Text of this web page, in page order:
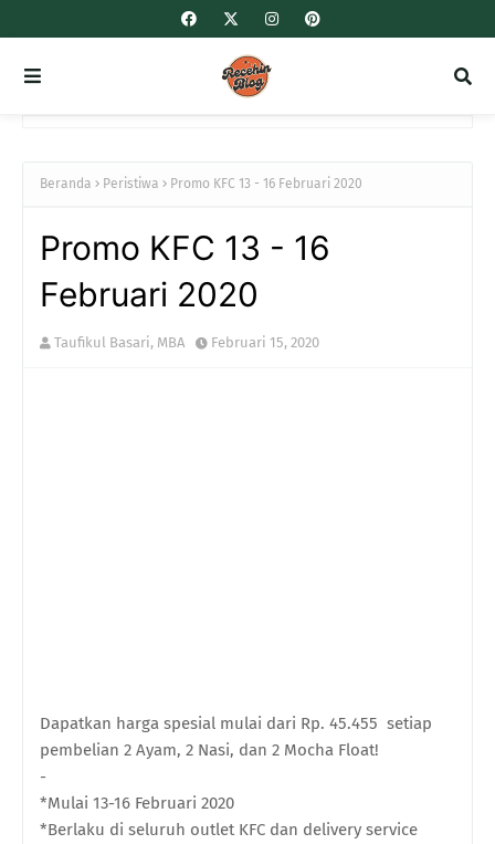
Beranda Peristiwa Promo KFC 13 - 16 Februari 2020
Promo KFC 13 - 16
Februari 2020
Taufikul Basari, MBA Februari 15, 2020
Dapatkan harga spesial mulai dari Rp. 45.455 setiap
pembelian 2 Ayam, 2 Nasi, dan 2 Mocha Float!
-
*Mulai 13-16 Februari 2020
*Berlaku di seluruh outlet KFC dan delivery service